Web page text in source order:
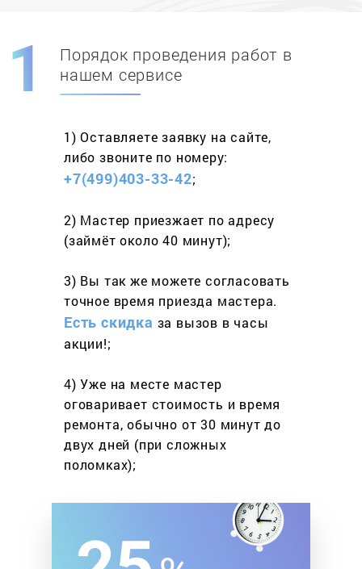
Скидка при первомзаказе на адрес
составит 15%
Работаем более 10 лет
весь спектр услуг
Порядок проведения работ в
нашем сервисе
1) Оставляете заявку на сайте,
либо звоните по номеру:
+7(499)403-33-42;
2) Мастер приезжает по адресу
(займёт около 40 минут);
3) Вы так же можете согласовать
точное время приезда мастера.
Есть скидка за вызов в часы
акции!;
4) Уже на месте мастер
оговаривает стоимость и время
ремонта, обычно от 30 минут до
двух дней (при сложных
поломках);